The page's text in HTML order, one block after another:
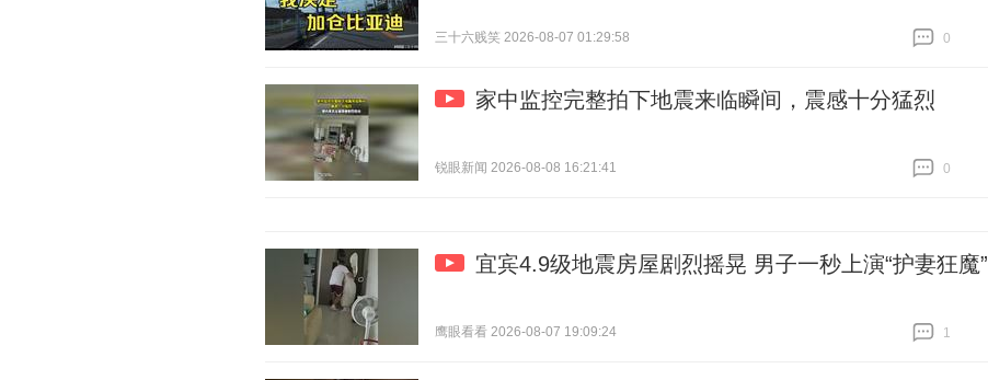
三十六贱笑 2026-08-07 01:29:58
0
家中监控完整拍下地震来临瞬间，震感十分猛烈
锐眼新闻 2026-08-08 16:21:41
0
宜宾4.9级地震房屋剧烈摇晃 男子一秒上演“护妻狂魔”
鹰眼看看 2026-08-07 19:09:24
1